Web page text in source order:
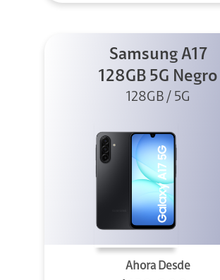
Samsung A17
128GB 5G Negro
128GB / 5G
Ahora Desde